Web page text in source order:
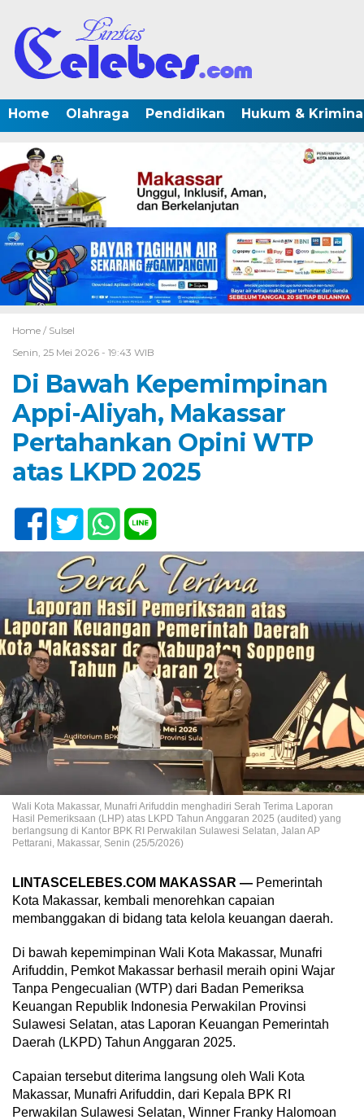
Home Olahraga Pendidikan Hukum &
Home / Sulsel
Senin, 25 Mei 2026 - 19:43 WIB
Di Bawah Kepemimpinan
Appi-Aliyah, Makassar
Pertahankan Opini WTP
atas LKPD 2025
Wali Kota Makassar, Munafri Arifuddin menghadiri Serah Terima Laporan
Hasil Pemeriksaan (LHP) atas LKPD Tahun Anggaran 2025 (audited) yang
berlangsung di Kantor BPK RI Perwakilan Sulawesi Selatan, Jalan AP
Pettarani, Makassar, Senin (25/5/2026)
LINTASCELEBES.COM MAKASSAR — Pemerintah
Kota Makassar, kembali menorehkan capaian
membanggakan di bidang tata kelola keuangan daerah.
Di bawah kepemimpinan Wali Kota Makassar, Munafri
Arifuddin, Pemkot Makassar berhasil meraih opini Wajar
Tanpa Pengecualian (WTP) dari Badan Pemeriksa
Keuangan Republik Indonesia Perwakilan Provinsi
Sulawesi Selatan, atas Laporan Keuangan Pemerintah
Daerah (LKPD) Tahun Anggaran 2025.
Capaian tersebut diterima langsung oleh Wali Kota
Makassar, Munafri Arifuddin, dari Kepala BPK RI
Perwakilan Sulawesi Selatan, Winner Franky Halomoan